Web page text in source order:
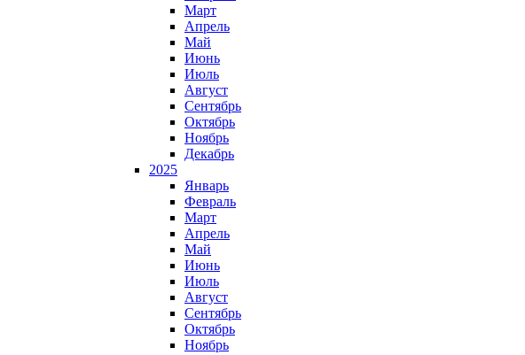
Март
Апрель
Май
Июнь
Июль
Август
Сентябрь
Октябрь
Ноябрь
Декабрь
2025
Январь
Февраль
Март
Апрель
Май
Июнь
Июль
Август
Сентябрь
Октябрь
Ноябрь